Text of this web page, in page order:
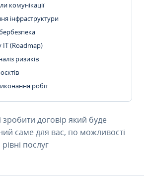
комунікації
інфраструктури
IT (Roadmap)
ризиків
робіт
договір який буде
саме для вас, по можливості
послуг